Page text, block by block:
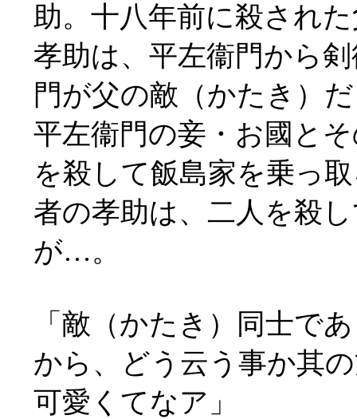
助。十八年前に殺され
孝助は、平左衞門から
門が父の敵（かたき）
平左衞門の妾・お國と
を殺して飯島家を乗っ
者の孝助は、二人を殺
が…。
「敵（かたき）同士で
から、どう云う事か其
可愛くてなア」